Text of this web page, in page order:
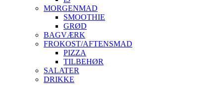
MORGENMAD
SMOOTHIE
GRØD
BAGVÆRK
FROKOST/AFTENSMAD
PIZZA
TILBEHØR
SALATER
DRIKKE